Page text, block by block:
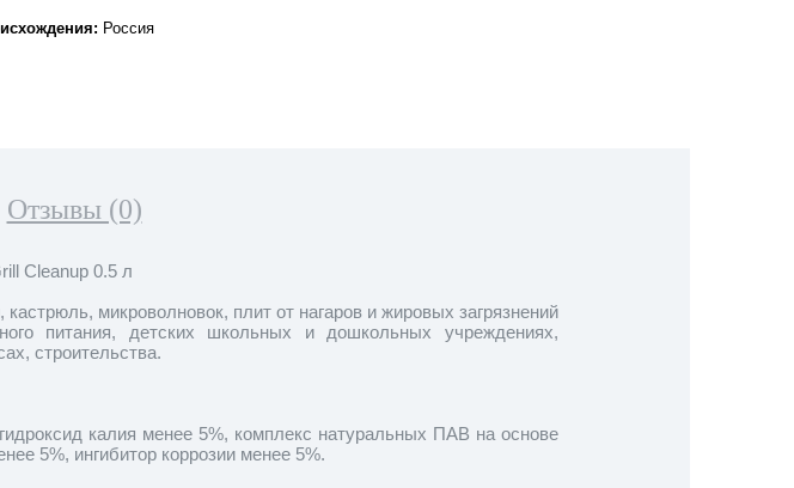
Россия
Отзывы (0)
Cleanup 0.5 л
микроволновок, плит от нагаров и жировых загрязнений
питания, детских школьных и дошкольных учреждениях,
строительства.
калия менее 5%, комплекс натуральных ПАВ на основе
5%, ингибитор коррозии менее 5%.